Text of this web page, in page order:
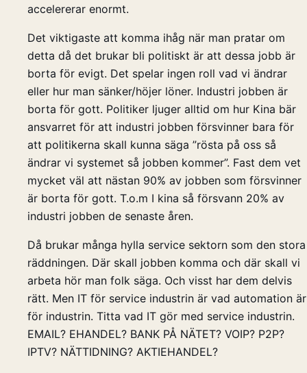
accelererar enormt.
Det viktigaste att komma ihåg när man pratar om
detta då det brukar bli politiskt är att dessa jobb är
borta för evigt. Det spelar ingen roll vad vi ändrar
eller hur man sänker/höjer löner. Industri jobben är
borta för gott. Politiker ljuger alltid om hur Kina bär
ansvarret för att industri jobben försvinner bara för
att politikerna skall kunna säga ”rösta på oss så
ändrar vi systemet så jobben kommer”. Fast dem vet
mycket väl att nästan 90% av jobben som försvinner
är borta för gott. T.o.m I kina så försvann 20% av
industri jobben de senaste åren.
Då brukar många hylla service sektorn som den stora
räddningen. Där skall jobben komma och där skall vi
arbeta hör man folk säga. Och visst har dem delvis
rätt. Men IT för service industrin är vad automation är
för industrin. Titta vad IT gör med service industrin.
EMAIL? EHANDEL? BANK PÅ NÄTET? VOIP? P2P?
IPTV? NÄTTIDNING? AKTIEHANDEL?